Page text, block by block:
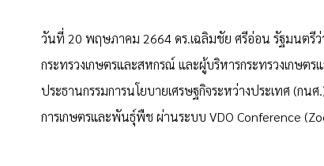
วันที่ 20 พฤษภาคม 2664 ดร.เฉลิมชัย ศรีอ่อน รัฐมนตรีว่
กระทรวงเกษตรและสหกรณ์ และผู้บริหารกระทรวงเกษ
ประธานกรรมการนโยบายเศรษฐกิจระหว่างประเทศ (กน
การเกษตรและพันธุ์พืช ผ่านระบบ VDO Conference